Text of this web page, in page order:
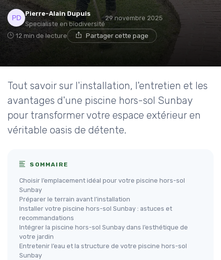
Pierre-Alain Dupuis
Specialiste en biodiversité
29 novembre 2025
12 min de lecture Partager cette page
Tout savoir sur l'installation, l'entretien et les
avantages d'une piscine hors-sol Sunbay
pour transformer votre espace extérieur en
véritable oasis de détente.
SOMMAIRE
Choisir l’emplacement idéal pour votre piscine hors-sol
Sunbay
Préparer le terrain avant l’installation
Installer votre piscine hors-sol Sunbay : astuces et
recommandations
Intégrer la piscine hors-sol Sunbay dans l’esthétique de
votre jardin
Entretenir l’eau et la structure de votre piscine hors-sol
Sunbay